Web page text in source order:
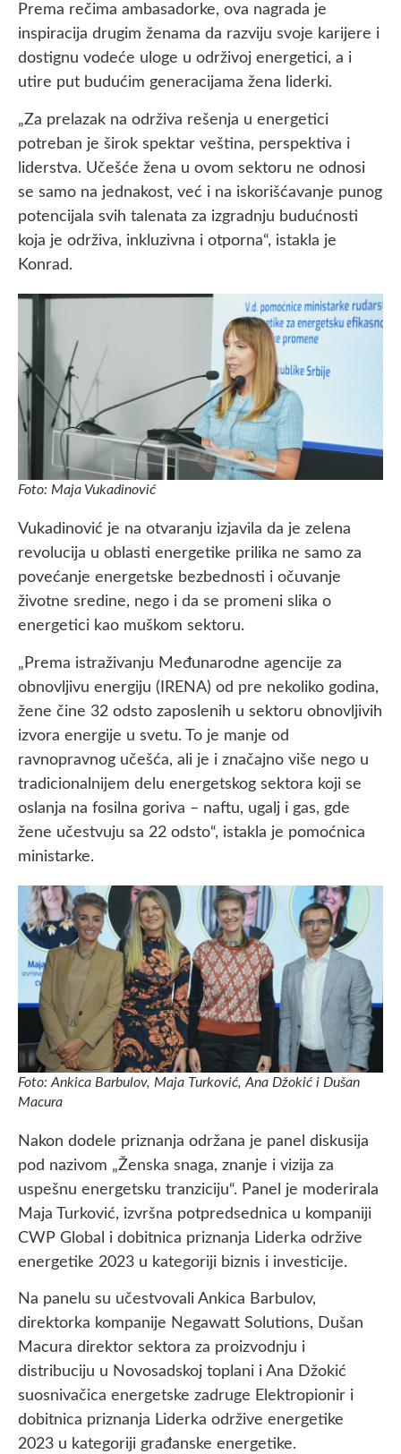
Prema rečima ambasadorke, ova nagrada je
inspiracija drugim ženama da razviju svoje karijere i
dostignu vodeće uloge u održivoj energetici, a i
utire put budućim generacijama žena liderki.
„Za prelazak na održiva rešenja u energetici
potreban je širok spektar veština, perspektiva i
liderstva. Učešće žena u ovom sektoru ne odnosi
se samo na jednakost, već i na iskorišćavanje punog
potencijala svih talenata za izgradnju budućnosti
koja je održiva, inkluzivna i otporna“, istakla je
Konrad.
Foto: Maja Vukadinović
Vukadinović je na otvaranju izjavila da je zelena
revolucija u oblasti energetike prilika ne samo za
povećanje energetske bezbednosti i očuvanje
životne sredine, nego i da se promeni slika o
energetici kao muškom sektoru.
„Prema istraživanju Međunarodne agencije za
obnovljivu energiju (IRENA) od pre nekoliko godina,
žene čine 32 odsto zaposlenih u sektoru obnovljivih
izvora energije u svetu. To je manje od
ravnopravnog učešća, ali je i značajno više nego u
tradicionalnijem delu energetskog sektora koji se
oslanja na fosilna goriva – naftu, ugalj i gas, gde
žene učestvuju sa 22 odsto“, istakla je pomoćnica
ministarke.
Foto: Ankica Barbulov, Maja Turković, Ana Džokić i Dušan
Macura
Nakon dodele priznanja održana je panel diskusija
pod nazivom „Ženska snaga, znanje i vizija za
uspešnu energetsku tranziciju“. Panel je moderirala
Maja Turković, izvršna potpredsednica u kompaniji
CWP Global i dobitnica priznanja Liderka održive
energetike 2023 u kategoriji biznis i investicije.
Na panelu su učestvovali Ankica Barbulov,
direktorka kompanije Negawatt Solutions, Dušan
Macura direktor sektora za proizvodnju i
distribuciju u Novosadskoj toplani i Ana Džokić
suosnivačica energetske zadruge Elektropionir i
dobitnica priznanja Liderka održive energetike
2023 u kategoriji građanske energetike.